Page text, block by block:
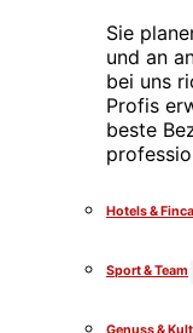
Sie
und an
bei uns
Profis
beste
Hotels &
Sport & Team